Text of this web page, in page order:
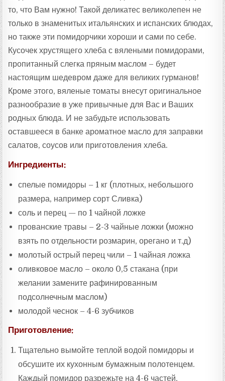
А
:
то, что Вам нужно! Такой деликатес великолепен не
только в знаменитых итальянских и испанских блюдах,
но также эти помидорчики хороши и сами по себе.
Кусочек хрустящего хлеба с вялеными помидорами,
пропитанный слегка пряным маслом – будет
настоящим шедевром даже для великих гурманов!
Кроме этого, вяленые томаты внесут оригинальное
разнообразие в уже привычные для Вас и Ваших
родных блюда. И не забудьте использовать
оставшееся в банке ароматное масло для заправки
салатов, соусов или приготовления хлеба.
Ингредиенты:
спелые помидоры – 1 кг (плотных, небольшого
размера, например сорт Сливка)
соль и перец — по 1 чайной ложке
прованские травы – 2-3 чайные ложки (можно
взять по отдельности розмарин, орегано и т.д)
молотый острый перец чили – 1 чайная ложка
оливковое масло – около 0,5 стакана (при
желании замените рафинированным
подсолнечным маслом)
молодой чеснок – 4-6 зубчиков
Приготовление:
Тщательно вымойте теплой водой помидоры и
обсушите их кухонным бумажным полотенцем.
Каждый помидор разрежьте на 4-6 частей,